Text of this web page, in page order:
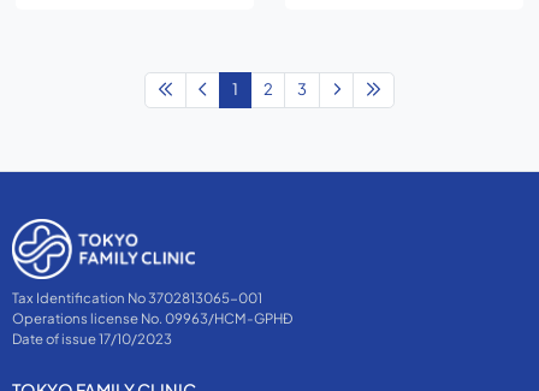
1 2 3
Tax Identification No 3702813065-001
Operations license No. 09963/HCM-GPHĐ
Date of issue 17/10/2023